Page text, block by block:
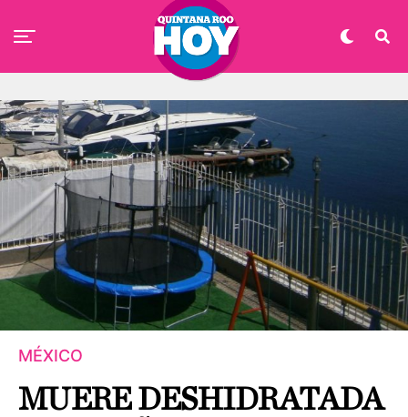
MÉXICO
MUERE DESHIDRATADA